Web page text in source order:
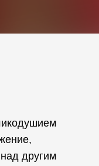
другим